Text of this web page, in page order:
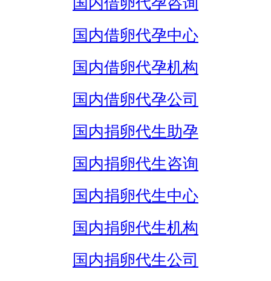
国内借卵代孕中心
国内借卵代孕机构
国内借卵代孕公司
国内捐卵代生助孕
国内捐卵代生咨询
国内捐卵代生中心
国内捐卵代生机构
国内捐卵代生公司